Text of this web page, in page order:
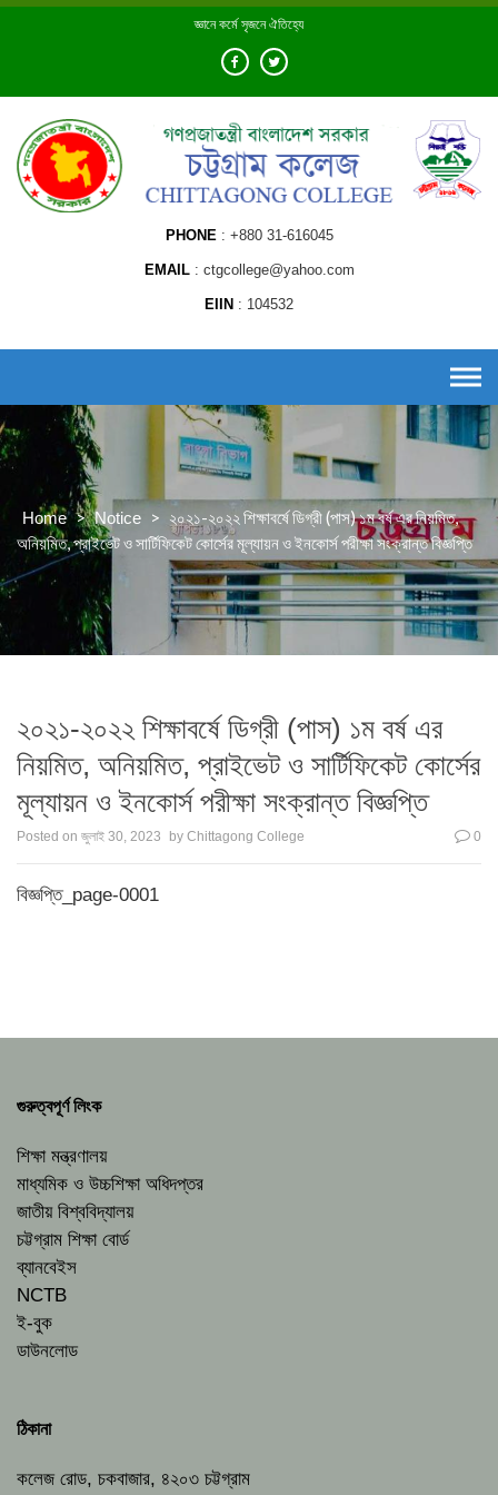
Skip
জ্ঞানে কর্মে সৃজনে ঐতিহ্যে
PHONE +880 31-616045
EMAIL ctgcollege@yahoo.com
EIIN 104532
Home > Notice > ২০২১-২০২২ শিক্ষাবর্ষে ডিগ্রী (পাস) ১ম বর্ষ এর নিয়মিত,
অনিয়মিত, প্রাইভেট ও সার্টিফিকেট কোর্সের মূল্যায়ন ও ইনকোর্স পরীক্ষা সংক্রান্ত বিজ্ঞপ্তি
২০২১-২০২২ শিক্ষাবর্ষে ডিগ্রী (পাস) ১ম বর্ষ এর
নিয়মিত, অনিয়মিত, প্রাইভেট ও সার্টিফিকেট কোর্সের
মূল্যায়ন ও ইনকোর্স পরীক্ষা সংক্রান্ত বিজ্ঞপ্তি
Posted on জুলাই 30, 2023 by Chittagong College 0
বিজ্ঞপ্তি_page-0001
গুরুত্বপূর্ণ লিংক
শিক্ষা মন্ত্রণালয়
মাধ্যমিক ও উচ্চশিক্ষা অধিদপ্তর
জাতীয় বিশ্ববিদ্যালয়
চট্টগ্রাম শিক্ষা বোর্ড
ব্যানবেইস
NCTB
ই-বুক
ডাউনলোড
ঠিকানা
কলেজ রোড, চকবাজার, ৪২০৩ চট্টগ্রাম